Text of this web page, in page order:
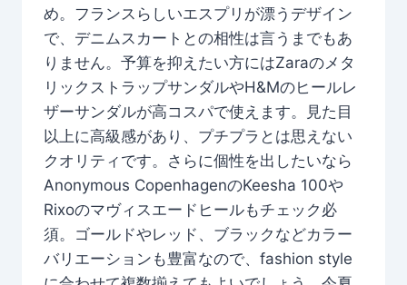
め。フランスらしいエスプリが漂うデザイン
で、デニムスカートとの相性は言うまでもあ
りません。予算を抑えたい方にはZaraのメタ
リックストラップサンダルやH&Mのヒールレ
ザーサンダルが高コスパで使えます。見た目
以上に高級感があり、プチプラとは思えない
クオリティです。さらに個性を出したいなら
Anonymous CopenhagenのKeesha 100や
Rixoのマヴィスエードヒールもチェック必
須。ゴールドやレッド、ブラックなどカラー
バリエーションも豊富なので、fashion style